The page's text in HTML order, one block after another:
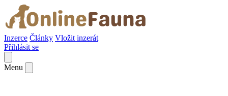
Inzerce Články Vložit inzerát
Přihlásit se
Menu